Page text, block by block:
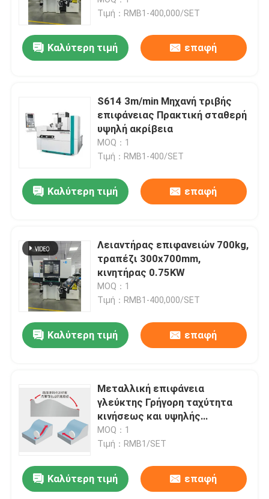
τραπεζιού 300*700mm
Τιμή：RMB1-400,000/SET
Καλύτερη τιμή επαφή
S614 3m/min Μηχανή τριβής
επιφάνειας Πρακτική σταθερή
υψηλή ακρίβεια
MOQ：1
Τιμή：RMB1-400/SET
Καλύτερη τιμή επαφή
Λειαντήρας επιφανειών 700kg,
τραπέζι 300x700mm,
κινητήρας 0.75KW
MOQ：1
Τιμή：RMB1-400,000/SET
Καλύτερη τιμή επαφή
Μεταλλική επιφάνεια
γλεύκτης Γρήγορη ταχύτητα
κινήσεως και υψηλής
ακρίβειας γραμμική μηχανή
επιφάνειας γλεύκτης
MOQ：1
Τιμή：RMB1/SET
Καλύτερη τιμή επαφή